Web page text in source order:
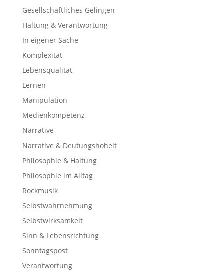
Gesellschaftliches Gelingen
Haltung & Verantwortung
In eigener Sache
Komplexität
Lebensqualität
Lernen
Manipulation
Medienkompetenz
Narrative
Narrative & Deutungshoheit
Philosophie & Haltung
Philosophie im Alltag
Rockmusik
Selbstwahrnehmung
Selbstwirksamkeit
Sinn & Lebensrichtung
Sonntagspost
Verantwortung